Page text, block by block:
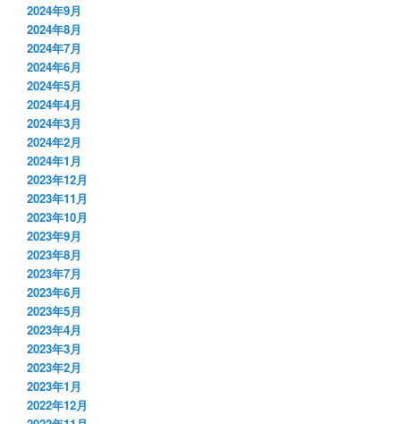
2024年9月
2024年8月
2024年7月
2024年6月
2024年5月
2024年4月
2024年3月
2024年2月
2024年1月
2023年12月
2023年11月
2023年10月
2023年9月
2023年8月
2023年7月
2023年6月
2023年5月
2023年4月
2023年3月
2023年2月
2023年1月
2022年12月